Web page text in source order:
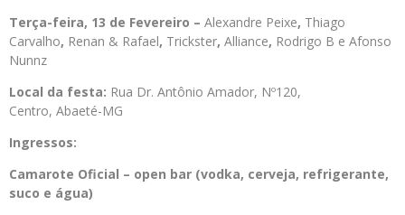
Terça-feira, 13 de Fevereiro – Alexandre Peixe, Thiago
Carvalho, Renan & Rafael, Trickster, Alliance, Rodrigo B e Afonso
Nunnz
Local da festa: Rua Dr. Antônio Amador, Nº120,
Centro, Abaeté-MG
Ingressos:
Camarote Oficial – open bar (vodka, cerveja, refrigerante,
suco e água)